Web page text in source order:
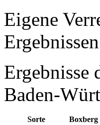
Eigene
Ergebnisse
Baden-
Sorte Boxberg